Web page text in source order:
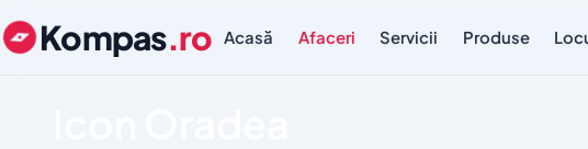
Kompas.ro Acasă Afaceri Servicii Produse